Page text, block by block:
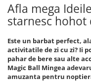
Afla mega
starnesc hohot
Este un barbat perfect,
activitatile de zi cu zi? Ii
pahar de bere sau alte
Magic Ball Mingea
amuzanta pentru